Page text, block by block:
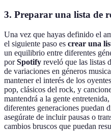
3. Preparar una lista de
Una vez que hayas definido el
el siguiente paso es crear una
un equilibrio entre diferentes
porSpotify reveló que las listas
de variaciones en géneros
mantener el interés de los
pop, clásicos del rock, y
mantendrá a la gente
diferentes generaciones puedan
asegúrate de incluir pausas o
cambios bruscos que puedan